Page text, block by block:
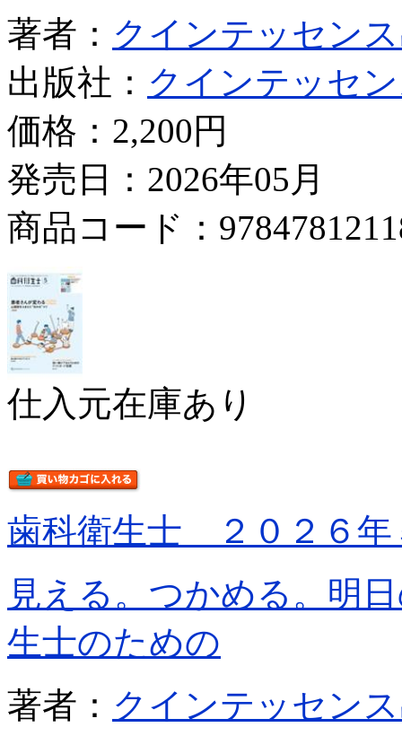
著者： クインテッセン
出版社： クインテッセ
価格： 2,200円
発売日：2026年05月
商品コード：
仕入元在庫あり
歯科衛生士 ２０２６年
見える。つかめる。明
生士のための
著者： クインテッセン